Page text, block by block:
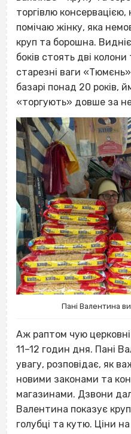
торгівлю
помічаю жінку, яка
круп та борошна.
боків стоять дві
старезні ваги
базарі понад 20 років,
«торгують» довше за
Пані Валентина
Аж раптом чую
11–12 годин дня. Пані
увагу, розповідає, як
новими законами та
магазинами. Дзвони
Валентина показує
голубці та кутю. Ціни